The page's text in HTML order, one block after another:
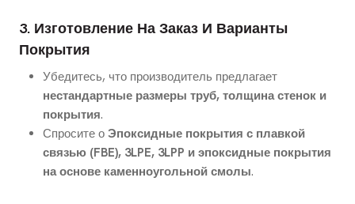
3. Изготовление На Заказ И Варианты
Покрытия
Убедитесь, что производитель предлагает
нестандартные размеры труб, толщина стенок и
покрытия.
Спросите о Эпоксидные покрытия с плавкой
связью (FBE), 3LPE, 3LPP и эпоксидные покрытия
на основе каменноугольной смолы.